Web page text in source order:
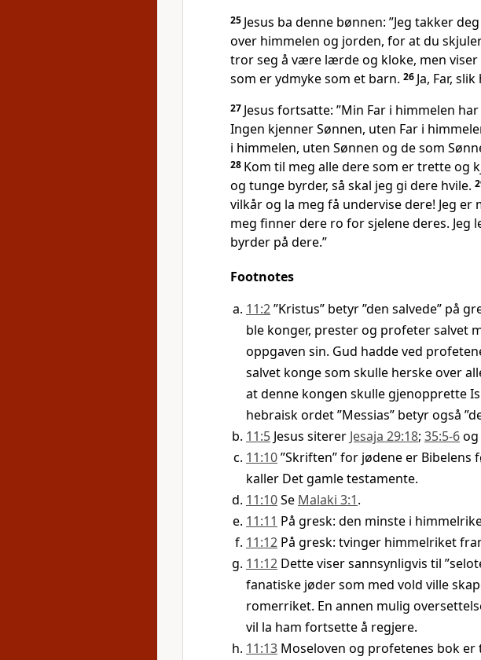
25 Jesus ba denne bønnen: ”Jeg takker
over himmelen og jorden, for at du
tror seg å være lærde og kloke, men
som er ydmyke som et barn. 26 Ja, Far,
27 Jesus fortsatte: ”Min Far i himmelen
Ingen kjenner Sønnen, uten Far i
i himmelen, uten Sønnen og de som
28 Kom til meg alle dere som er trette og
og tunge byrder, så skal jeg gi dere hvile.
vilkår og la meg få undervise dere! Jeg er
meg finner dere ro for sjelene deres. Jeg
byrder på dere.”
Footnotes
11:2”Kristus” betyr ”den salvede” på
ble konger, prester og profeter salvet
oppgaven sin. Gud hadde ved
salvet konge som skulle herske over
at denne kongen skulle gjenopprette
hebraisk ordet ”Messias” betyr også
11:5 Jesus siterer Jesaja 29:18; 35:5-6og
11:10”Skriften” for jødene er Bibelens
kaller Det gamle testamente.
11:10Se Malaki 3:1.
11:11 På gresk: den minste i
11:12 På gresk: tvinger himmelriket
11:12 Dette viser sannsynligvis til
fanatiske jøder som med vold ville
romerriket. En annen mulig
vil la ham fortsette å regjere.
11:13 Moseloven og profetenes bok er